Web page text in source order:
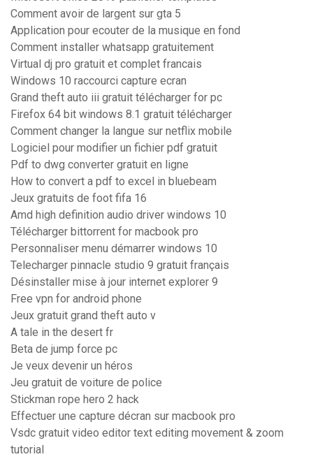
Comment avoir de largent sur gta 5
Application pour ecouter de la musique en fond
Comment installer whatsapp gratuitement
Virtual dj pro gratuit et complet francais
Windows 10 raccourci capture ecran
Grand theft auto iii gratuit télécharger for pc
Firefox 64 bit windows 8.1 gratuit télécharger
Comment changer la langue sur netflix mobile
Logiciel pour modifier un fichier pdf gratuit
Pdf to dwg converter gratuit en ligne
How to convert a pdf to excel in bluebeam
Jeux gratuits de foot fifa 16
Amd high definition audio driver windows 10
Télécharger bittorrent for macbook pro
Personnaliser menu démarrer windows 10
Telecharger pinnacle studio 9 gratuit français
Désinstaller mise à jour internet explorer 9
Free vpn for android phone
Jeux gratuit grand theft auto v
A tale in the desert fr
Beta de jump force pc
Je veux devenir un héros
Jeu gratuit de voiture de police
Stickman rope hero 2 hack
Effectuer une capture décran sur macbook pro
Vsdc gratuit video editor text editing movement & zoom
tutorial